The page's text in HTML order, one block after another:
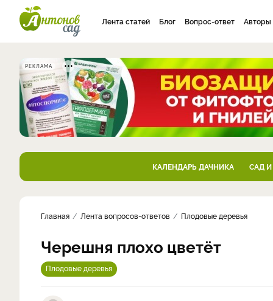
Лента статей Блог Вопрос-ответ Авторы
РЕКЛАМА
КАЛЕНДАРЬ ДАЧНИКА САД
Главная Лента вопросов-ответов Плодовые деревья
Черешня плохо цветёт
Плодовые деревья